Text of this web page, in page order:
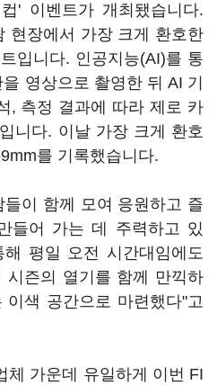
' 이벤트가 개최됐습니다.
현장에서 가장 크게 환호한
입니다. 인공지능(AI)를 통
영상으로 촬영한 뒤 AI 기
, 측정 결과에 따라 제로 카
니다. 이날 가장 크게 환호
를 기록했습니다.
이 함께 모여 응원하고 즐
들어 가는 데 주력하고 있
평일 오전 시간대임에도
시즌의 열기를 함께 만끽하
이색 공간으로 마련했다"고
체 가운데 유일하게 이번 FI